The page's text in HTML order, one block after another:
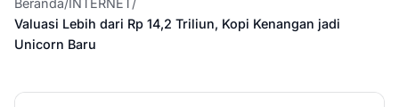
Beranda/INTERNET/
Valuasi Lebih dari Rp 14,2 Triliun, Kopi Kenangan jadi
Unicorn Baru